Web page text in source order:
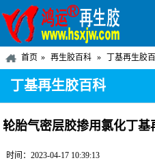
首页 再生胶百科 丁基再生胶
硫化配方设计要点
丁基再生胶百科
轮胎气密层胶掺用氯化丁
时间：2023-04-17 10:39:13